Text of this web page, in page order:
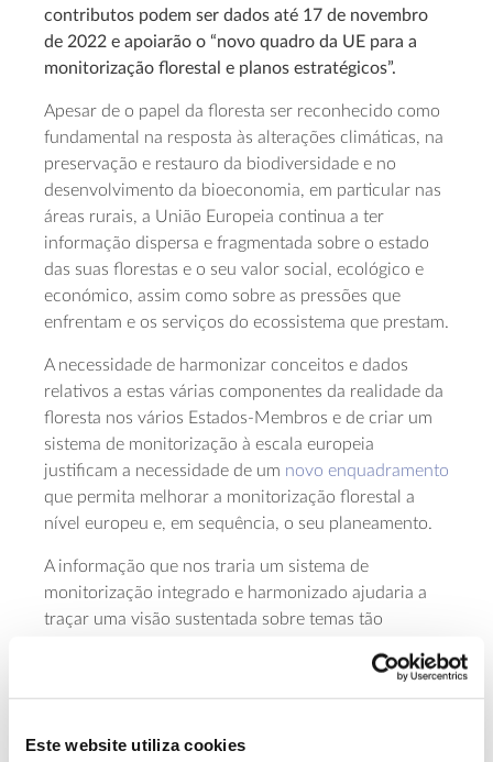
Este website utiliza cookies
contributos podem ser dados até 17 de novembro
de 2022 e apoiarão o “novo quadro da UE para a
monitorização florestal e planos estratégicos”.
Apesar de o papel da floresta ser reconhecido como
fundamental na resposta às alterações climáticas, na
preservação e restauro da biodiversidade e no
desenvolvimento da bioeconomia, em particular nas
áreas rurais, a União Europeia continua a ter
informação dispersa e fragmentada sobre o estado
das suas florestas e o seu valor social, ecológico e
económico, assim como sobre as pressões que
enfrentam e os serviços do ecossistema que prestam.
A necessidade de harmonizar conceitos e dados
relativos a estas várias componentes da realidade da
floresta nos vários Estados-Membros e de criar um
sistema de monitorização à escala europeia
justificam a necessidade de um novo enquadramento
que permita melhorar a monitorização florestal a
nível europeu e, em sequência, o seu planeamento.
A informação que nos traria um sistema de
monitorização integrado e harmonizado ajudaria a
traçar uma visão sustentada sobre temas tão
pressões que afetam a floresta ou a gestão praticada,
e permitiria também que fossem avaliadas e
políticas florestais em vigor.